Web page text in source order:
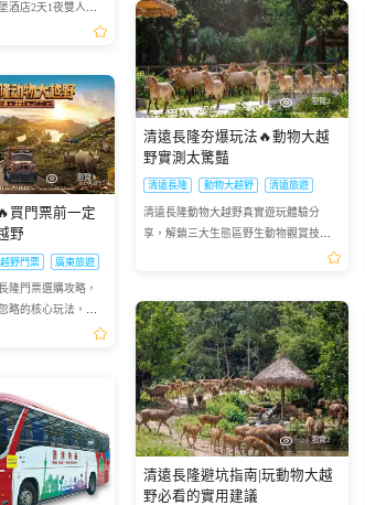
酒店2天1夜雙人套
瀏覽2
清遠長隆夯爆玩法🔥動物大越
野實測太驚豔
清遠長隆 動物大越野 清遠旅遊
清遠長隆動物大越野真實遊玩體驗分
享，解鎖三大生態區野生動物觀賞技
瀏覽3
買門票前一定
野
野門票 廣東旅遊
隆門票選購攻略，
略的核心玩法，值
瀏覽2
清遠長隆避坑指南|玩動物大越
野必看的實用建議